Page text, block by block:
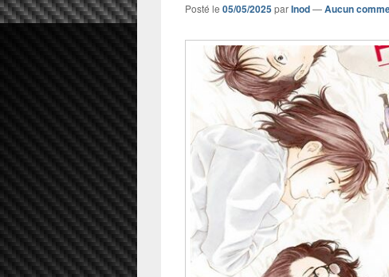
Posté le 05/05/2025parInod—Aucun